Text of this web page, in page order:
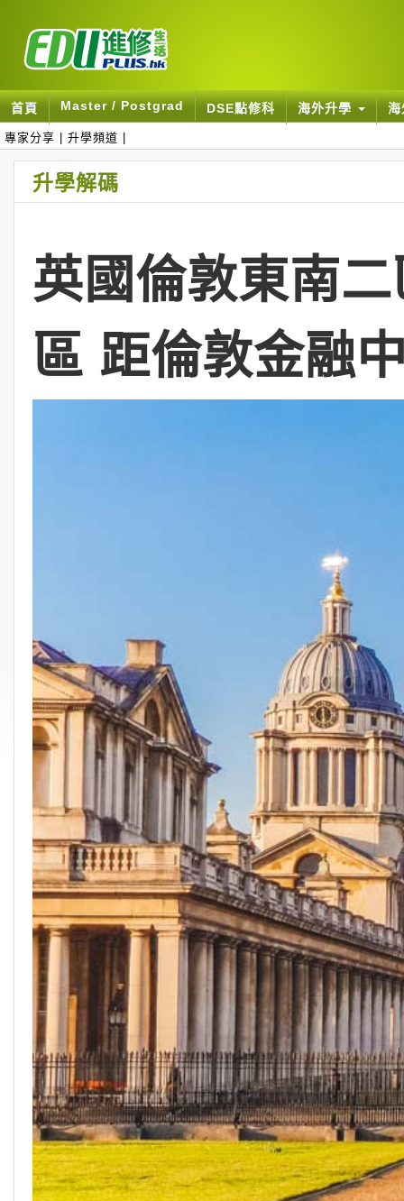
首頁 Master / Postgrad DSE點修科 海外升學
專家分享 升學頻道
升學解碼
英國倫敦東南
區 距倫敦金融